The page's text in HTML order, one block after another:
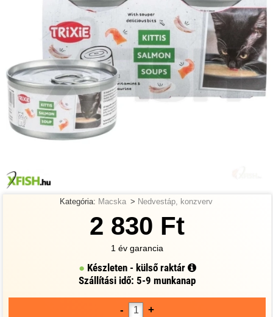
Kategória: Macska > Nedvestáp, konzverv
2 830 Ft
1 év garancia
Készleten - külső raktár
Szállítási idő: 5-9 munkanap
- +